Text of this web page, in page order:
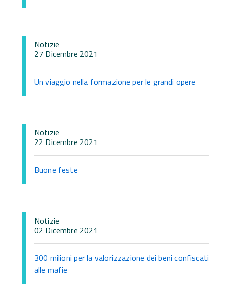
Notizie
27 Dicembre 2021
Un viaggio nella formazione per le grandi opere
Notizie
22 Dicembre 2021
Buone feste
Notizie
02 Dicembre 2021
300 milioni per la valorizzazione dei beni confiscati
alle mafie